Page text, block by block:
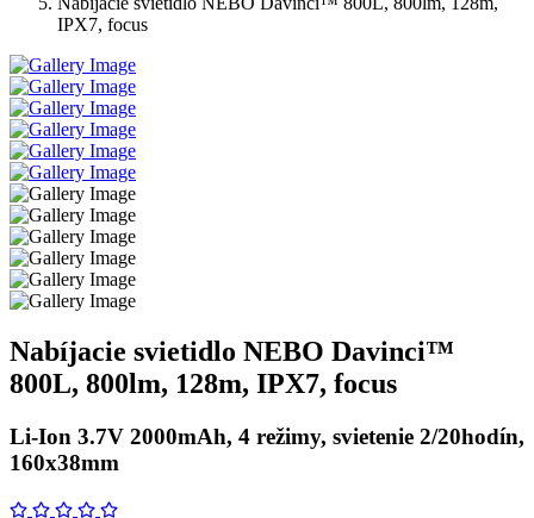
IPX7, focus
Nabíjacie svietidlo NEBO Davinci™
800L, 800lm, 128m, IPX7, focus
Li-Ion 3.7V 2000mAh, 4 režimy, svietenie 2/20hodín,
160x38mm